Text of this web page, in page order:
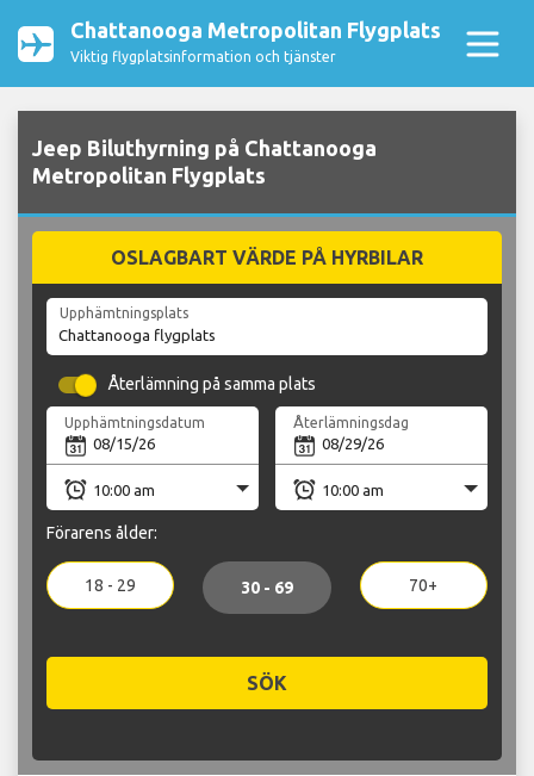
Chattanooga Metropolitan Flygplats
Viktig flygplatsinformation och tjänster
Jeep Biluthyrning på Chattanooga
Metropolitan Flygplats
OSLAGBART VÄRDE PÅ HYRBILAR
Upphämtningsplats
Återlämning på samma plats
Upphämtningsdatum Återlämningsdag
Förarens ålder:
18 - 29 30 - 69 70+
SÖK